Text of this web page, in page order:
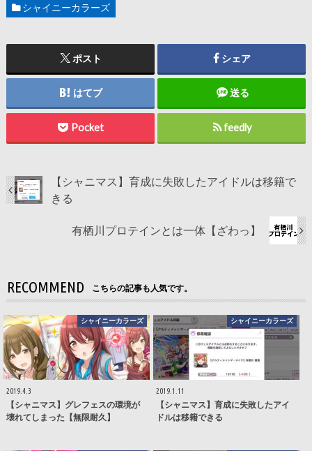
シャイニーカラーズ
ポスト シェア
はてブ 送る
Pocket feedly
【シャニマス】育成に失敗したアイドルは移籍で
きる
有栖川プロテインとは一体【ざわっ】
RECOMMEND こちらの記事も人気です。
シャイニーカラーズ
2019.4.3
【シャニマス】グレフェスの環境が
壊れてしまった【無限耐久】
シャイニーカラーズ
2019.1.11
【シャニマス】育成に失敗したアイ
ドルは移籍できる